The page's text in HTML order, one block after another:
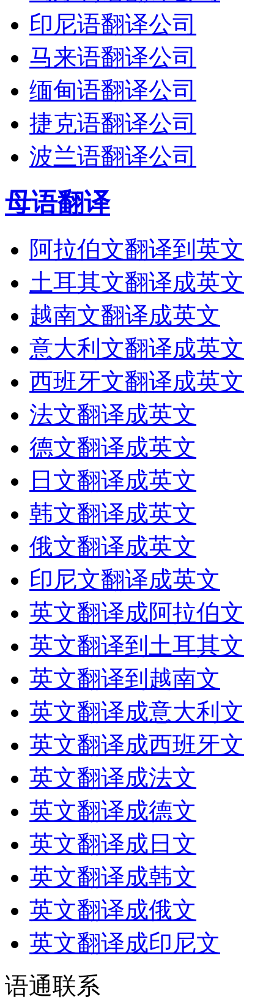
印尼语翻译公司
马来语翻译公司
缅甸语翻译公司
捷克语翻译公司
波兰语翻译公司
母语翻译
阿拉伯文翻译到英文
土耳其文翻译成英文
越南文翻译成英文
意大利文翻译成英文
西班牙文翻译成英文
法文翻译成英文
德文翻译成英文
日文翻译成英文
韩文翻译成英文
俄文翻译成英文
印尼文翻译成英文
英文翻译成阿拉伯文
英文翻译到土耳其文
英文翻译到越南文
英文翻译成意大利文
英文翻译成西班牙文
英文翻译成法文
英文翻译成德文
英文翻译成日文
英文翻译成韩文
英文翻译成俄文
英文翻译成印尼文
语通联系